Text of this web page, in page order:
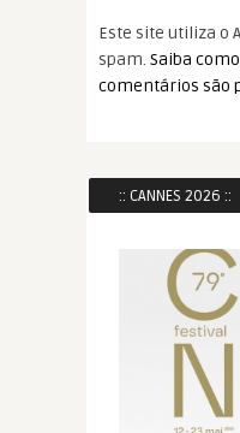
Este site utiliza o
spam. Saiba
comentários são
:: CANNES 2026 ::